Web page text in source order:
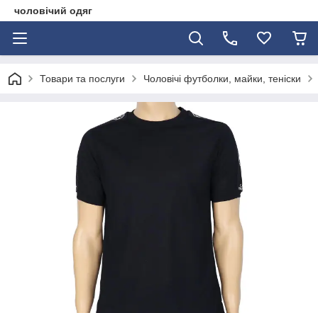
чоловічий одяг
Товари та послуги Чоловічі футболки, майки, теніски